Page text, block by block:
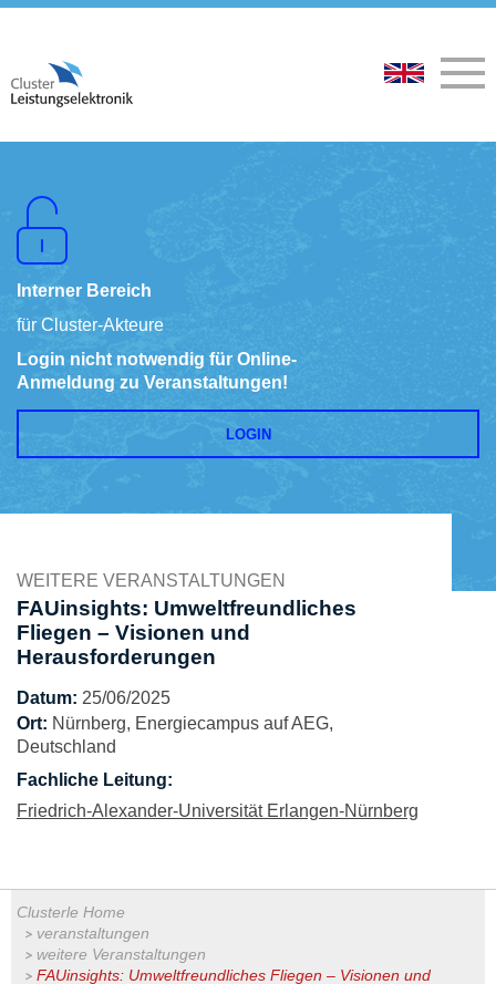
WEITERE VERANSTALTUNGEN
FAUinsights: Umweltfreundliches
Fliegen – Visionen und
Herausforderungen
Datum: 25/06/2025
Ort: Nürnberg, Energiecampus auf AEG,
Deutschland
Fachliche Leitung:
Friedrich-Alexander-Universität Erlangen-Nürnberg
Interner Bereich
für Cluster-Akteure
Login nicht notwendig für Online-
Anmeldung zu Veranstaltungen!
LOGIN
Clusterle Home
veranstaltungen
weitere Veranstaltungen
FAUinsights: Umweltfreundliches Fliegen – Visionen und